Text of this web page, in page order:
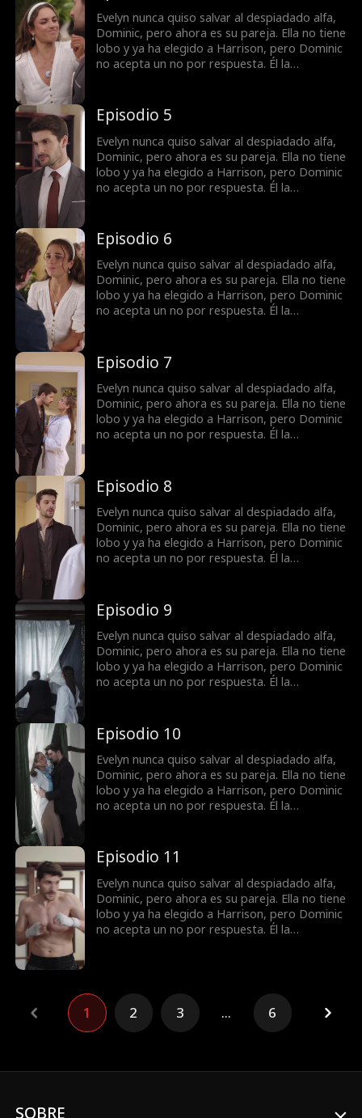
que, lentamente, empieza a desearlo... más
que a nada.
Evelyn nunca quiso salvar al despiadado alfa,
Dominic, pero ahora es su pareja. Ella no tiene
lobo y ya ha elegido a Harrison, pero Dominic
no acepta un no por respuesta. Él la
más ardiente se vuelve el deseo entre ellos.
¿Qué es lo que más la aterra? La forma en
que, lentamente, empieza a desearlo... más
que a nada.
Episodio 5
Evelyn nunca quiso salvar al despiadado alfa,
Dominic, pero ahora es su pareja. Ella no tiene
lobo y ya ha elegido a Harrison, pero Dominic
no acepta un no por respuesta. Él la
más ardiente se vuelve el deseo entre ellos.
¿Qué es lo que más la aterra? La forma en
que, lentamente, empieza a desearlo... más
que a nada.
Episodio 6
Evelyn nunca quiso salvar al despiadado alfa,
Dominic, pero ahora es su pareja. Ella no tiene
lobo y ya ha elegido a Harrison, pero Dominic
no acepta un no por respuesta. Él la
más ardiente se vuelve el deseo entre ellos.
¿Qué es lo que más la aterra? La forma en
que, lentamente, empieza a desearlo... más
que a nada.
Episodio 7
Evelyn nunca quiso salvar al despiadado alfa,
Dominic, pero ahora es su pareja. Ella no tiene
lobo y ya ha elegido a Harrison, pero Dominic
no acepta un no por respuesta. Él la
más ardiente se vuelve el deseo entre ellos.
¿Qué es lo que más la aterra? La forma en
que, lentamente, empieza a desearlo... más
que a nada.
Episodio 8
Evelyn nunca quiso salvar al despiadado alfa,
Dominic, pero ahora es su pareja. Ella no tiene
lobo y ya ha elegido a Harrison, pero Dominic
no acepta un no por respuesta. Él la
más ardiente se vuelve el deseo entre ellos.
¿Qué es lo que más la aterra? La forma en
que, lentamente, empieza a desearlo... más
que a nada.
Episodio 9
Evelyn nunca quiso salvar al despiadado alfa,
Dominic, pero ahora es su pareja. Ella no tiene
lobo y ya ha elegido a Harrison, pero Dominic
no acepta un no por respuesta. Él la
más ardiente se vuelve el deseo entre ellos.
¿Qué es lo que más la aterra? La forma en
que, lentamente, empieza a desearlo... más
que a nada.
Episodio 10
Evelyn nunca quiso salvar al despiadado alfa,
Dominic, pero ahora es su pareja. Ella no tiene
lobo y ya ha elegido a Harrison, pero Dominic
no acepta un no por respuesta. Él la
más ardiente se vuelve el deseo entre ellos.
¿Qué es lo que más la aterra? La forma en
que, lentamente, empieza a desearlo... más
que a nada.
Episodio 11
Evelyn nunca quiso salvar al despiadado alfa,
Dominic, pero ahora es su pareja. Ella no tiene
lobo y ya ha elegido a Harrison, pero Dominic
no acepta un no por respuesta. Él la
¿Qué es lo que más la aterra? La forma en
que, lentamente, empieza a desearlo... más
que a nada.
1 2 3 ... 6
SOBRE